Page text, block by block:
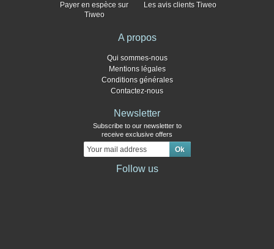
Payer en espèce sur
Tiweo
Les avis clients Tiweo
A propos
Qui sommes-nous
Mentions légales
Conditions générales
Contactez-nous
Newsletter
Subscribe to our newsletter to
receive exclusive offers
Follow us